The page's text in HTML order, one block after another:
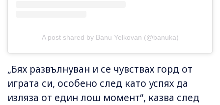
A post shared by Banu Yelkovan (@banuka)
„Бях развълнуван и се чувствах горд от
играта си, особено след като успях да
изляза от един лош момент“, казва след